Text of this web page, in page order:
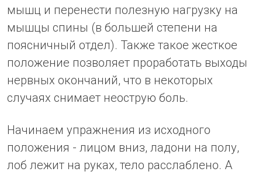
мышц и перенести полезную нагрузку на
мышцы спины (в большей степени на
поясничный отдел). Также такое жесткое
положение позволяет проработать выходы
нервных окончаний, что в некоторых
случаях снимает неострую боль.
Начинаем упражнения из исходного
положения - лицом вниз, ладони на полу,
лоб лежит на руках, тело расслаблено. А